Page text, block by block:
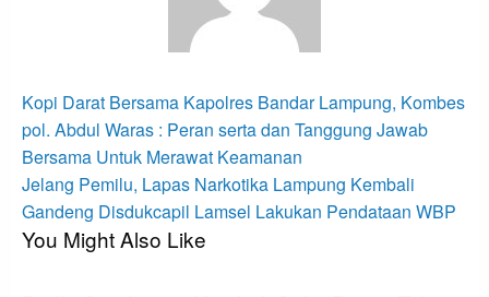
Navigasi
pos
Previous
Post
Kopi Darat Bersama Kapolres Bandar Lampung, Kombes
pol. Abdul Waras : Peran serta dan Tanggung Jawab
Bersama Untuk Merawat Keamanan
Next
Post
Jelang Pemilu, Lapas Narkotika Lampung Kembali
Gandeng Disdukcapil Lamsel Lakukan Pendataan WBP
You Might Also Like